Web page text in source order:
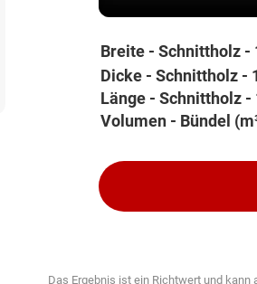
Breite - Schnittholz -
Dicke - Schnittholz -
Länge - Schnittholz -
Volumen - Bündel
Das Ergebnis ist ein Richtwert und